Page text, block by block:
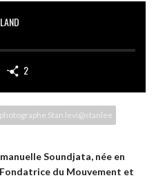
2
Stan levi@stanlee
Soundjata, née en
du Mouvement et